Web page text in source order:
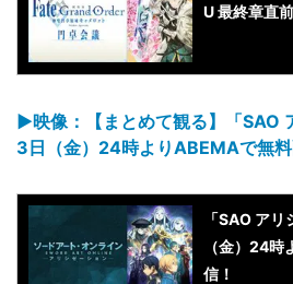
U 最終章直
▶︎映像：【まとめて観る】「SAO
3日（金）24時よりABEMAで無料
「SAO ア
（金）24
信！